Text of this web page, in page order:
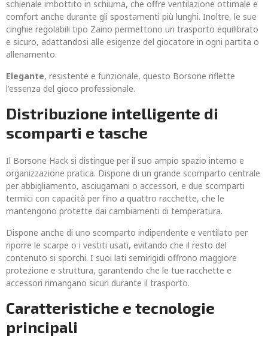
schienale imbottito in schiuma, che offre ventilazione ottimale e
comfort anche durante gli spostamenti più lunghi. Inoltre, le sue
cinghie regolabili tipo Zaino permettono un trasporto equilibrato
e sicuro, adattandosi alle esigenze del giocatore in ogni partita o
allenamento.
Elegante, resistente e funzionale, questo Borsone riflette
l'essenza del gioco professionale.
Distribuzione intelligente di
scomparti e tasche
Il Borsone Hack si distingue per il suo ampio spazio interno e
organizzazione pratica. Dispone di un grande scomparto centrale
per abbigliamento, asciugamani o accessori, e due scomparti
termici con capacità per fino a quattro racchette, che le
mantengono protette dai cambiamenti di temperatura.
Dispone anche di uno scomparto indipendente e ventilato per
riporre le scarpe o i vestiti usati, evitando che il resto del
contenuto si sporchi. I suoi lati semirigidi offrono maggiore
protezione e struttura, garantendo che le tue racchette e
accessori rimangano sicuri durante il trasporto.
Caratteristiche e tecnologie
principali